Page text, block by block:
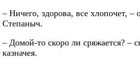
– Ничего, здорова, все хлопочет, –
Степаныч.
– Домой-то скоро ли сряжается? –
казначея.